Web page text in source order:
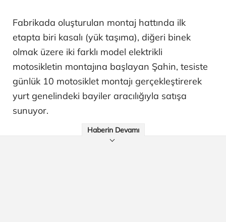
Fabrikada oluşturulan montaj hattında ilk
etapta biri kasalı (yük taşıma), diğeri binek
olmak üzere iki farklı model elektrikli
motosikletin montajına başlayan Şahin, tesiste
günlük 10 motosiklet montajı gerçekleştirerek
yurt genelindeki bayiler aracılığıyla satışa
sunuyor.
Haberin Devamı